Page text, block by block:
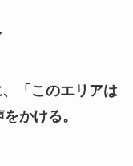
「このエリアは
かける。